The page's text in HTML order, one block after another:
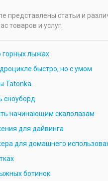
представлены статьи и
товаров и услуг.
горных лыжах
быстро, но с умом
Tatonka
сноуборд
начинающим скалолазам
для дайвинга
для домашнего
ботинок